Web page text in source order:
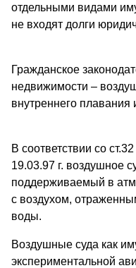
отдельными видами
не входят долги
Гражданское
недвижимости –
внутреннего плавания
В соответствии со
19.03.97 г. воздушное
поддерживаемый в
с воздухом,
воды.
Воздушные суда как
экспериментальной